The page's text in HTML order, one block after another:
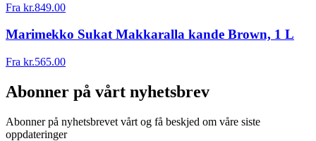
Fra kr.849.00
Marimekko Sukat Makkaralla kande Brown, 1 L
Fra kr.565.00
Abonner på vårt nyhetsbrev
Abonner på nyhetsbrevet vårt og få beskjed om våre siste
oppdateringer